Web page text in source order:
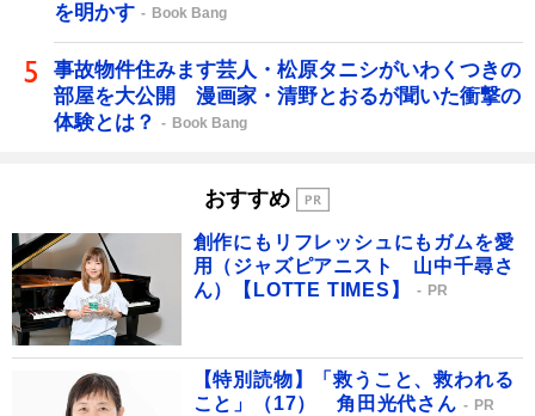
を明かす
Book Bang
事故物件住みます芸人・松原タニシがいわくつきの
部屋を大公開 漫画家・清野とおるが聞いた衝撃の
体験とは？
Book Bang
おすすめ
創作にもリフレッシュにもガムを愛
用（ジャズピアニスト 山中千尋さ
ん）【LOTTE TIMES】
PR
【特別読物】「救うこと、救われる
こと」（17） 角田光代さん
PR